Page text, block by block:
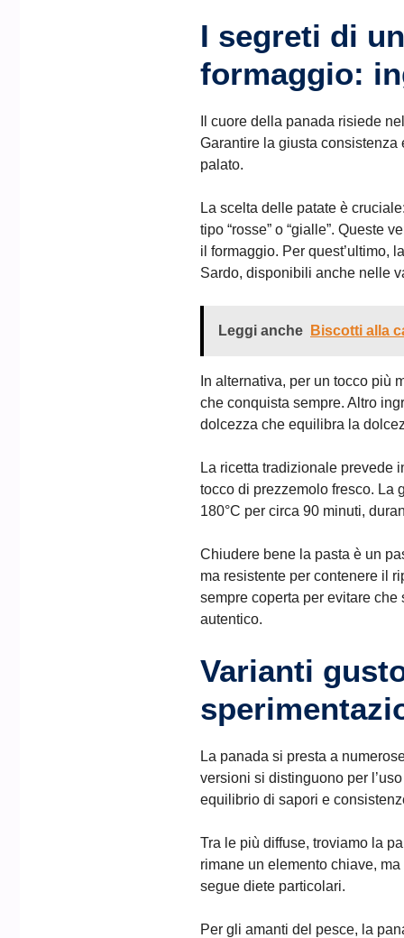
I segreti di
formaggio:
Il cuore della panada risiede
Garantire la giusta consistenza
palato.
La scelta delle patate è
tipo “rosse” o “gialle”. Queste
il formaggio. Per quest’ultimo,
Sardo, disponibili anche nelle
Leggi anche Biscotti alla
In alternativa, per un tocco più
che conquista sempre. Altro
dolcezza che equilibra la
La ricetta tradizionale prevede
tocco di prezzemolo fresco. La
180°C per circa 90 minuti,
Chiudere bene la pasta è un
ma resistente per contenere il
sempre coperta per evitare
autentico.
Varianti
La panada si presta a
versioni si distinguono per
equilibrio di sapori e
Tra le più diffuse, troviamo la
rimane un elemento chiave,
segue diete particolari.
Per gli amanti del pesce, la